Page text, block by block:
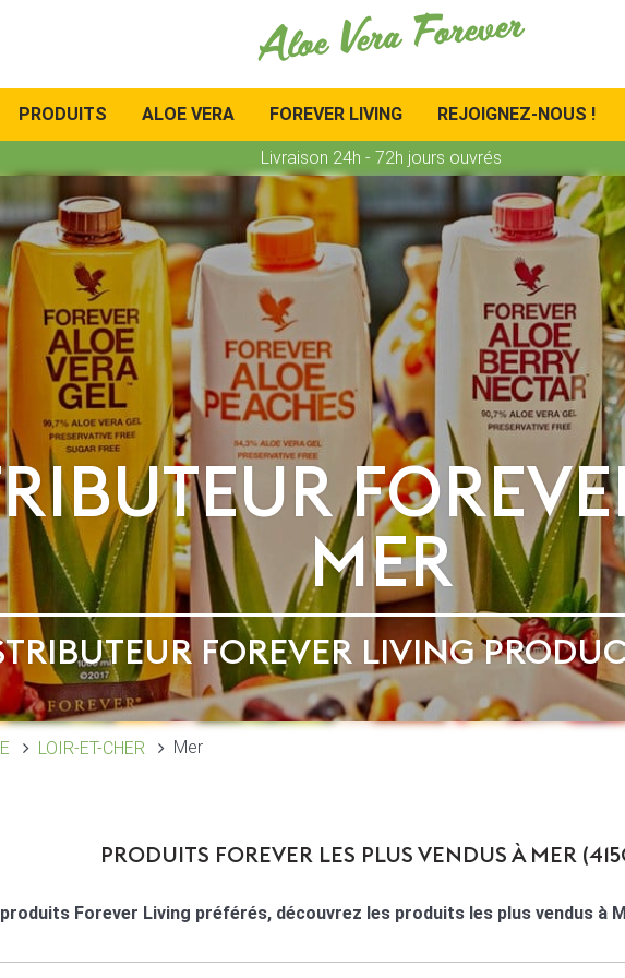
Aloe Vera Forever
PRODUITS ALOE VERA FOREVER LIVING REJOIGNEZ-NOUS !
Livraison 24h - 72h jours ouvrés
MER
FOREVER LIVING
LOIR-ET-CHER Mer
PRODUITS FOREVER LES PLUS VENDUS À MER
Forever Living préférés, découvrez les produits les plus vendus à